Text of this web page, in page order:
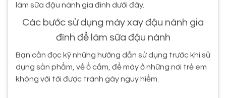
làm sữa đậu nành gia đình dưới đây.
Các bước sử dụng máy xay đậu nành gia
đình để làm sữa đậu nành
Bạn cần đọc kỹ những hướng dẫn sử dụng trước khi sử
dụng sản phẩm, về ổ cắm, để máy ở những nơi trẻ em
không với tới được tránh gây nguy hiểm.